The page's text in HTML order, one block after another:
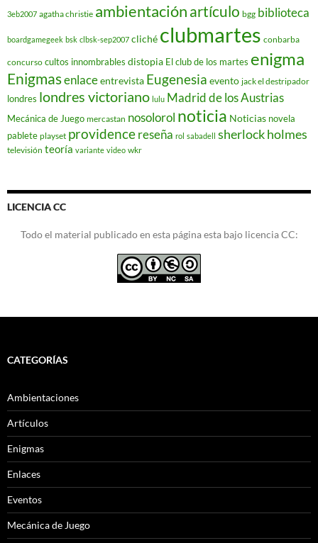
3eb2007 agatha christie ambientación artículo bgg biblioteca
boardgamegeek bsk clbsk-sep2007 cliché clubmartes conbarba
concurso cultos innombrables distopia El club de los martes enigma
Enigmasenlaceentrevista Eugenesia evento jack el destripador
londres londres victoriano lulu Madrid de los Austrias
Mecánica de Juego mercastan nosolorol noticia Noticias novela
pablete playset providencereseña rol sabadell sherlock holmes
televisión teoría variante video wkr
LICENCIA CC
Todo el material publicado en esta página esta bajo licencia CC:
CATEGORÍAS
Ambientaciones
Artículos
Enigmas
Enlaces
Eventos
Mecánica de Juego